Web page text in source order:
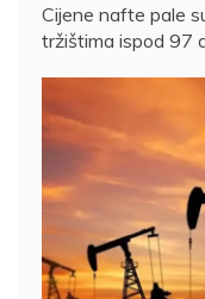
Cijene nafte pale
tržištima ispod 97